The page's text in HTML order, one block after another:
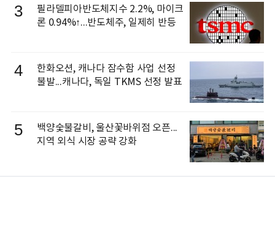
3
필라델피아반도체지수 2.2%, 마이크
론 0.94%↑...반도체주, 일제히 반등
4
한화오션, 캐나다 잠수함 사업 선정
불발...캐나다, 독일 TKMS 선정 발표
5
백양숯불갈비, 울산꽃바위점 오픈...
지역 외식 시장 공략 강화